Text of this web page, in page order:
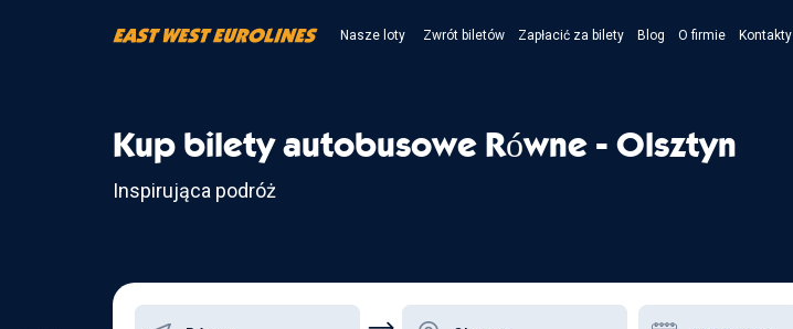
Nasze loty Zwrót biletów Zapłacić za bilety Blog O firmie Kontakty
Kup bilety autobusowe Równe - Olsztyn
Inspirująca podróż